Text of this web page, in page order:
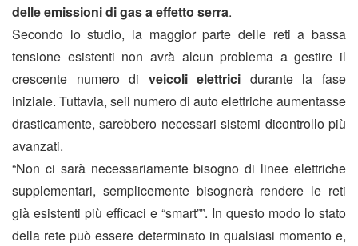
delle emissioni di gas a effetto serra.
Secondo lo studio, la maggior parte delle reti a bassa
tensione esistenti non avrà alcun problema a gestire il
crescente numero di veicoli elettrici durante la fase
iniziale. Tuttavia, seil numero di auto elettriche aumentasse
drasticamente, sarebbero necessari sistemi dicontrollo più
avanzati.
“Non ci sarà necessariamente bisogno di linee elettriche
supplementari, semplicemente bisognerà rendere le reti
già esistenti più efficaci e “smart””. In questo modo lo stato
della rete può essere determinato in qualsiasi momento e,